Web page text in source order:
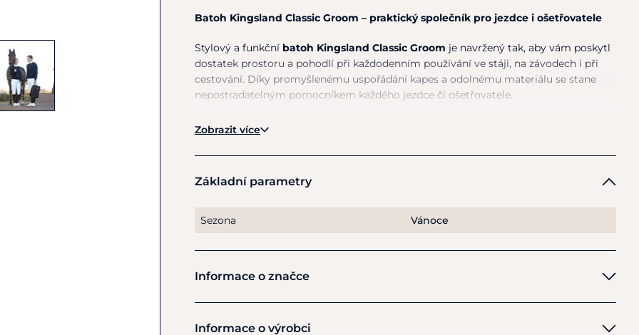
Batoh Kingsland Classic Groom – praktický společník pro jezdce i ošetřovatele
Stylový a funkční batoh Kingsland Classic Groom je navržený tak, aby vám poskytl
dostatek prostoru a pohodlí při každodenním používání ve stáji, na závodech i při
cestování. Díky promyšlenému uspořádání kapes a odolnému materiálu se stane
nepostradatelným pomocníkem každého jezdce či ošetřovatele.
Batoh je vyroben z
uloženým věcem, zatímcopolstrované ramenní popruhyzajišťují komfort při
stylový vzhled.
odolný a voděodolný batoh pro jezdce i ošetřovatele
kvalitní zipy a pevné zpracování
elegantní design Kingsland Classic
Zobrazit více
Základní parametry
Sezona Vánoce
Informace o značce
Kingsland
Informace o výrobci